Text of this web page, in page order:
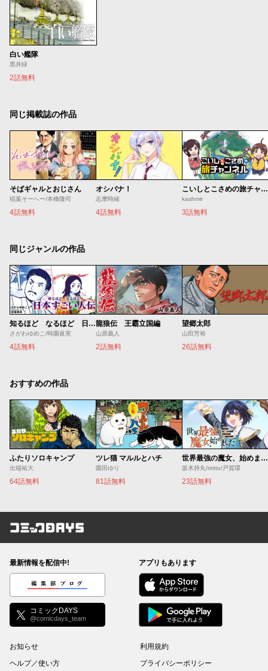
白い艦隊
黒井緑
2話無料
同じ掲載誌の作品
そばギャルとおじさん
稲葉そーへー/本橋隆司
4話無料
オシバナ！
志摩時緒
4話無料
こいしとこさめの旅チャンネル
kashmir
3話無料
同じジャンルの作品
知るほど なるほど 日本すごい人伝
さがわゆめこ/時園眞実
4話無料
龍狼伝 王霸立国編
山原義人
2話無料
望郷太郎
山田芳裕
26話無料
おすすめの作品
ふたりソロキャンプ
出端祐大
64話無料
ツレ猫 マルルとハチ
園田ゆり
81話無料
世界最強の魔女、始めました ～私だけ『攻略サイト』を見れる世界で自由に生きます～
坂木持丸/riritto/戸賀環
23話無料
コミックDAYS
最新情報を配信中!
編集部ブログ
コミックDAYS
@comicdays_team
アプリもあります
お知らせ
ヘルプ／使い方
利用規約
プライバシーポリシー